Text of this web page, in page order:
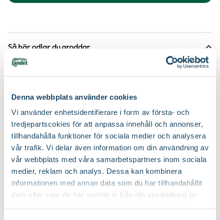
Denna webbplats använder cookies
Vi använder enhetsidentifierare i form av första- och
tredjepartscokies för att anpassa innehåll och annonser,
tillhandahålla funktioner för sociala medier och analysera
vår trafik. Vi delar även information om din användning av
vår webbplats med våra samarbetspartners inom sociala
medier, reklam och analys. Dessa kan kombinera
informationen med annan data som du har tillhandahållit
dem eller som de har samlat in från din användning av
Så här odlar du groddar
Guide
Lätt att odla goda vanor
Nelson Garden